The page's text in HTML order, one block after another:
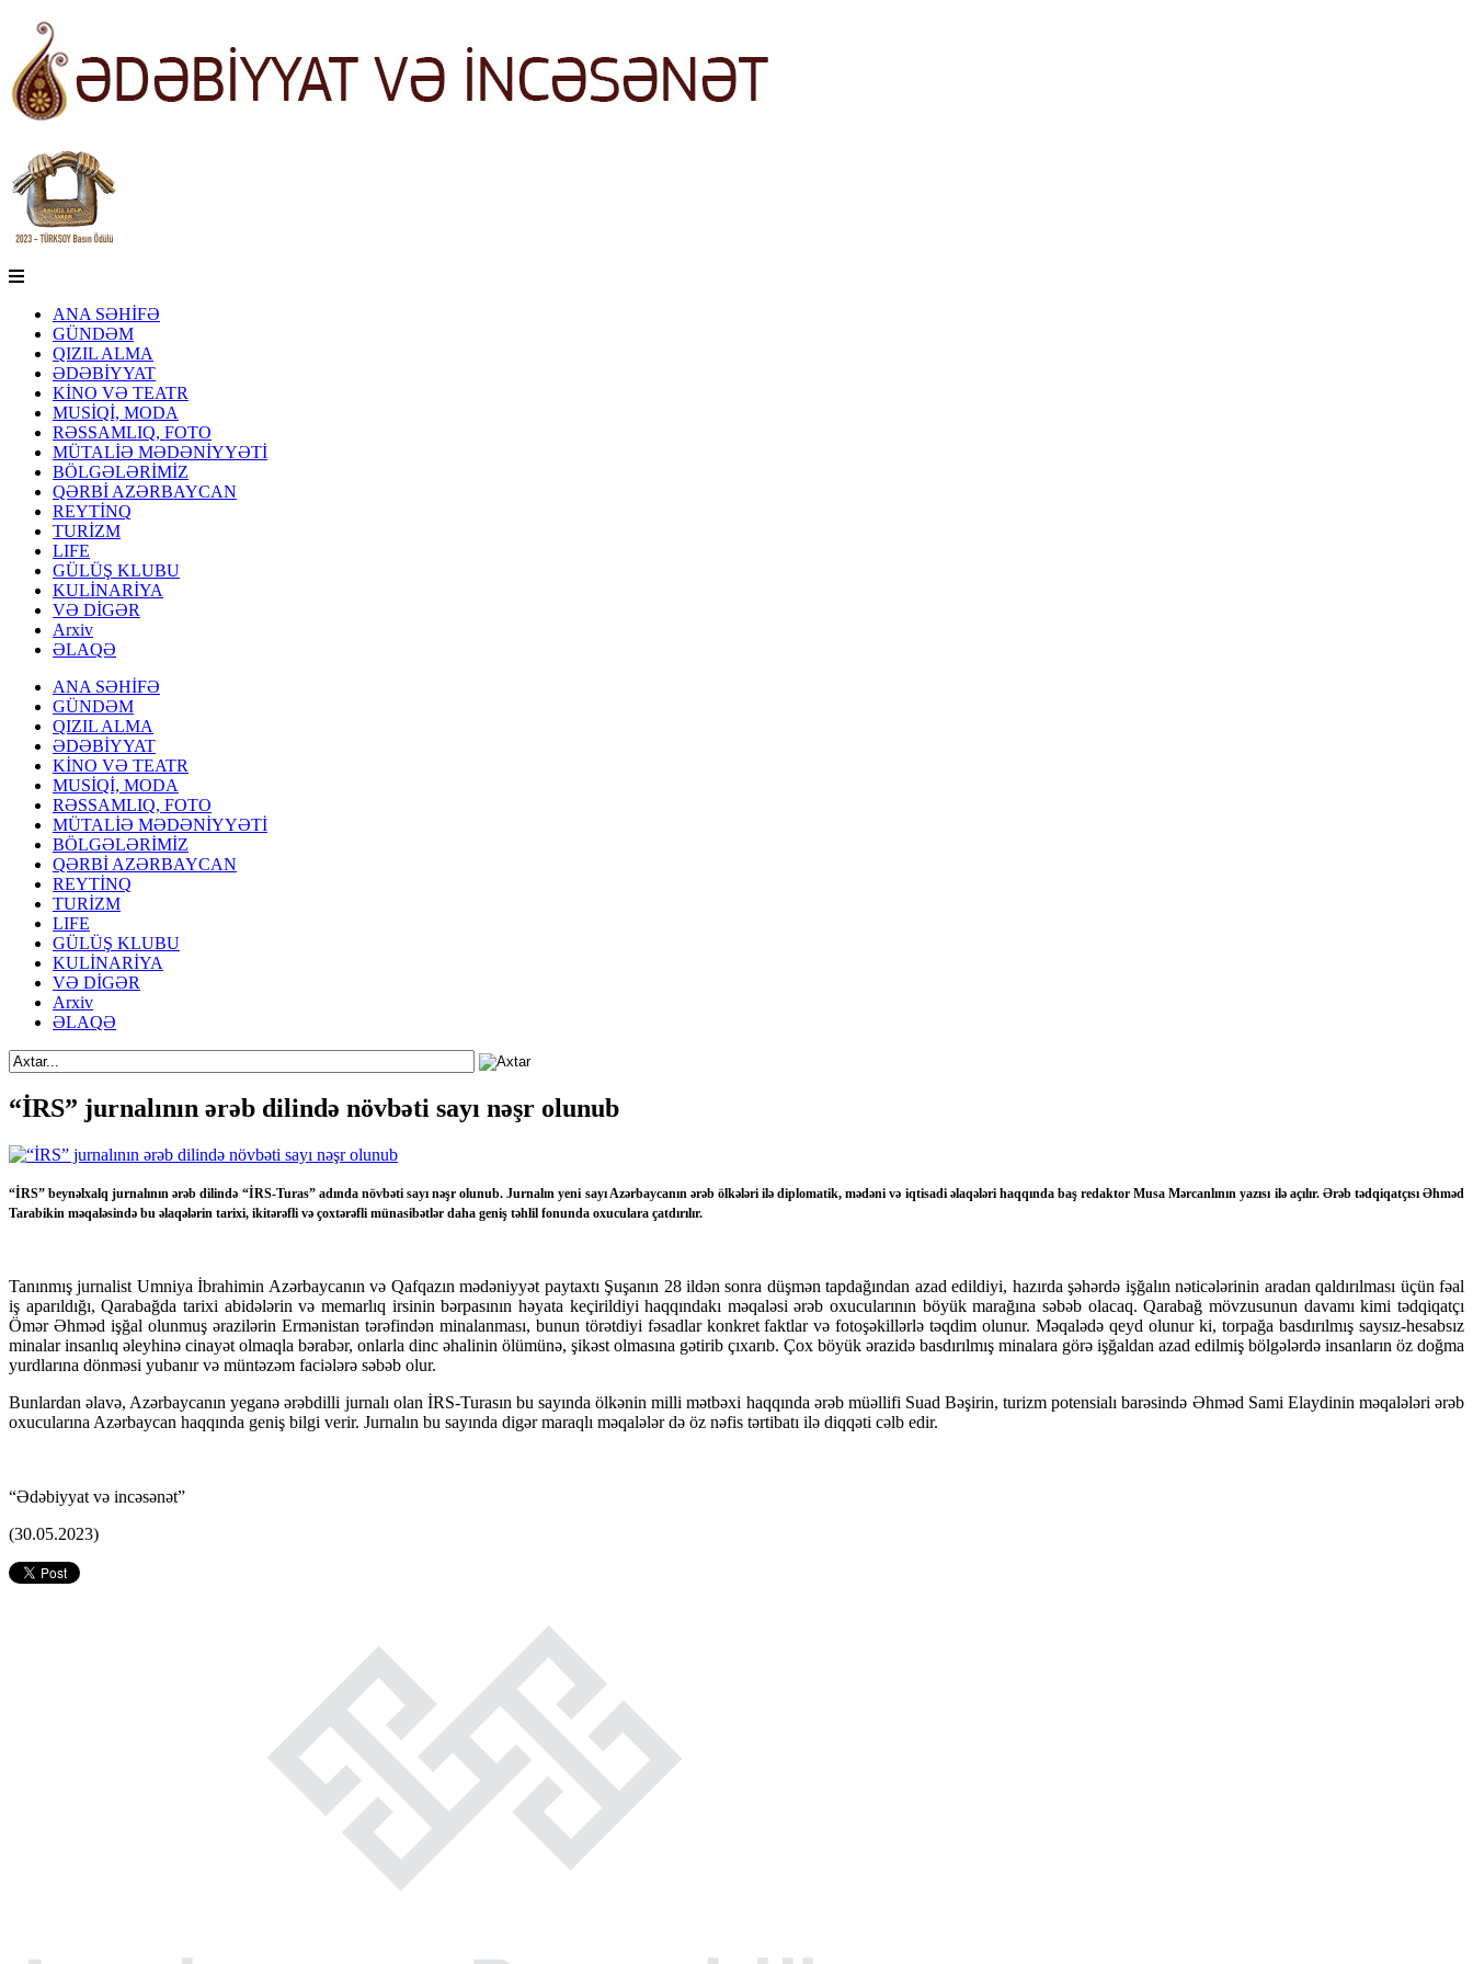
ANA SƏHİFƏ
GÜNDƏM
QIZIL ALMA
ƏDƏBİYYAT
KİNO VƏ TEATR
MUSİQİ, MODA
RƏSSAMLIQ, FOTO
MÜTALİƏ MƏDƏNİYYƏTİ
BÖLGƏLƏRİMİZ
QƏRBİ AZƏRBAYCAN
REYTİNQ
TURİZM
LIFE
GÜLÜŞ KLUBU
KULİNARİYA
VƏ DİGƏR
Arxiv
ƏLAQƏ
ANA SƏHİFƏ
GÜNDƏM
QIZIL ALMA
ƏDƏBİYYAT
KİNO VƏ TEATR
MUSİQİ, MODA
RƏSSAMLIQ, FOTO
MÜTALİƏ MƏDƏNİYYƏTİ
BÖLGƏLƏRİMİZ
QƏRBİ AZƏRBAYCAN
REYTİNQ
TURİZM
LIFE
GÜLÜŞ KLUBU
KULİNARİYA
VƏ DİGƏR
Arxiv
ƏLAQƏ
“İRS” jurnalının ərəb dilində növbəti sayı nəşr olunub
“İRS” beynəlxalq jurnalının ərəb dilində “İRS-Turas” adında növbəti sayı nəşr olunub. Jurnalın yeni sayı Azərbaycanın ərəb ölkələri ilə diplomatik, mədəni və iqtisadi əlaqələri haqqında baş redaktor Musa Mərcanlının yazısı ilə açılır. Ərəb tədqiqatçısı Əhməd
Tarabikin məqaləsində bu əlaqələrin tarixi, ikitərəfli və çoxtərəfli münasibətlər daha geniş təhlil fonunda oxuculara çatdırılır.
Tanınmış jurnalist Umniya İbrahimin Azərbaycanın və Qafqazın mədəniyyət paytaxtı Şuşanın 28 ildən sonra düşmən tapdağından azad edildiyi, hazırda şəhərdə işğalın nəticələrinin aradan qaldırılması üçün fəal
iş aparıldığı, Qarabağda tarixi abidələrin və memarlıq irsinin bərpasının həyata keçirildiyi haqqındakı məqaləsi ərəb oxucularının böyük marağına səbəb olacaq. Qarabağ mövzusunun davamı kimi tədqiqatçı
Ömər Əhməd işğal olunmuş ərazilərin Ermənistan tərəfindən minalanması, bunun törətdiyi fəsadlar konkret faktlar və fotoşəkillərlə təqdim olunur. Məqalədə qeyd olunur ki, torpağa basdırılmış saysız-hesabsız
minalar insanlıq əleyhinə cinayət olmaqla bərabər, onlarla dinc əhalinin ölümünə, şikəst olmasına gətirib çıxarıb. Çox böyük ərazidə basdırılmış minalara görə işğaldan azad edilmiş bölgələrdə insanların öz doğma
yurdlarına dönməsi yubanır və müntəzəm faciələrə səbəb olur.
Bunlardan əlavə, Azərbaycanın yeganə ərəbdilli jurnalı olan İRS-Turasın bu sayında ölkənin milli mətbəxi haqqında ərəb müəllifi Suad Bəşirin, turizm potensialı barəsində Əhməd Sami Elaydinin məqalələri ərəb
oxucularına Azərbaycan haqqında geniş bilgi verir. Jurnalın bu sayında digər maraqlı məqalələr də öz nəfis tərtibatı ilə diqqəti cəlb edir.
“Ədəbiyyat və incəsənət”
(30.05.2023)